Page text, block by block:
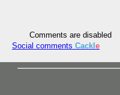
Comments are disabled
Social comments Cackl e